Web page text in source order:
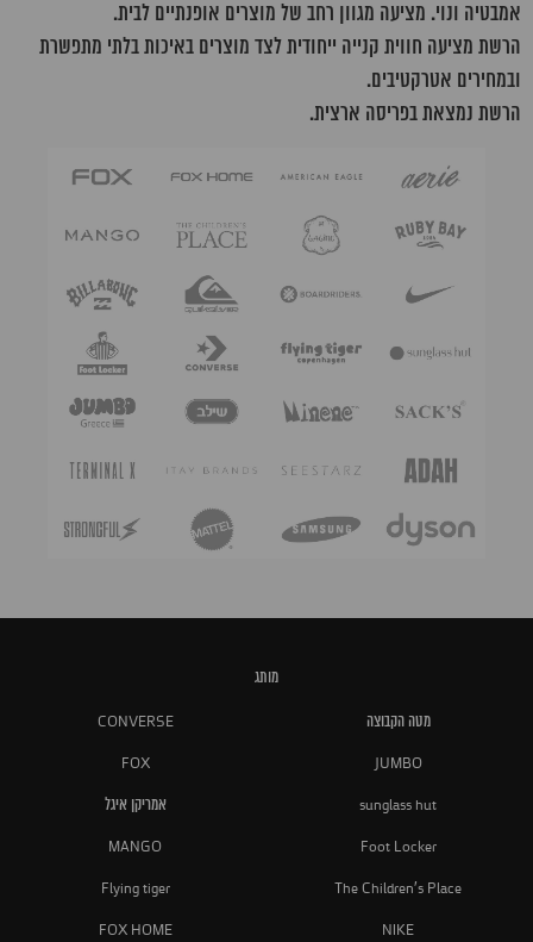
אמבטיה ונוי. מציעה מגוון רחב של מוצרים אופנתיים לבית.
הרשת מציעה חווית קנייה ייחודית לצד מוצרים באיכות בלתי מתפשרת
ובמחירים אטרקטיבים.
הרשת נמצאת בפריסה ארצית.
מותג
מטה הקבוצה CONVERSE
JUMBO
FOX
sunglass hut אמריקן איגל
Foot Locker
MANGO
The Children's Place
Flying tiger
NIKE
FOX HOME